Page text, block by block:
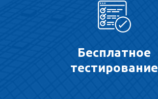
Бесплатное
тестирование